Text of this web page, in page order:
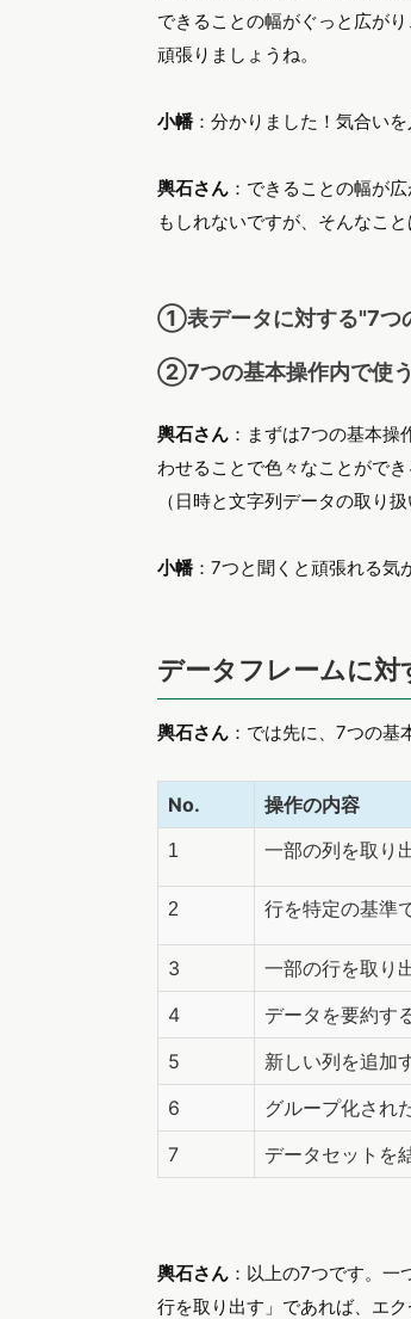
できることの幅がぐっと広が
頑張りましょうね。
小幡 ：分かりました！気合い
輿石さん ：できることの幅が
もしれないですが、そんなこ
①表データに対する"7つ
②7つの基本操作内で使う
輿石さん ：まずは7つの基本
わせることで色々なことがで
（日時と文字列データの取り
小幡 ：7つと聞くと頑張れる気
データフレームに
輿石さん ：では先に、7つの基
No. 操作の内容
1 一部の列を取り
2 行を特定の基準
3 一部の行を取り
4
データを要約す
5
新しい列を追加
6
グループ化され
7
データセットを
輿石さん ：以上の7つです。
行を取り出す」であれば、エ